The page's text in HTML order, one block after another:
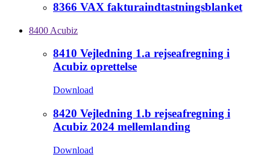
8366 VAX fakturaindtastningsblanket
8400 Acubiz
8410 Vejledning 1.a rejseafregning i
Acubiz oprettelse
Download
8420 Vejledning 1.b rejseafregning i
Acubiz 2024 mellemlanding
Download